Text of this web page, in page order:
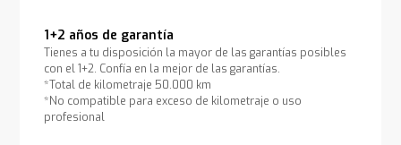
1+2 años de garantía
Tienes a tu disposición la mayor de las garantías posibles
con el 1+2. Confía en la mejor de las garantías.
*Total de kilometraje 50.000 km
*No compatible para exceso de kilometraje o uso
profesional